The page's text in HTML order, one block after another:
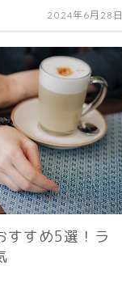
2024年6月28日
すすめ5選！ラ